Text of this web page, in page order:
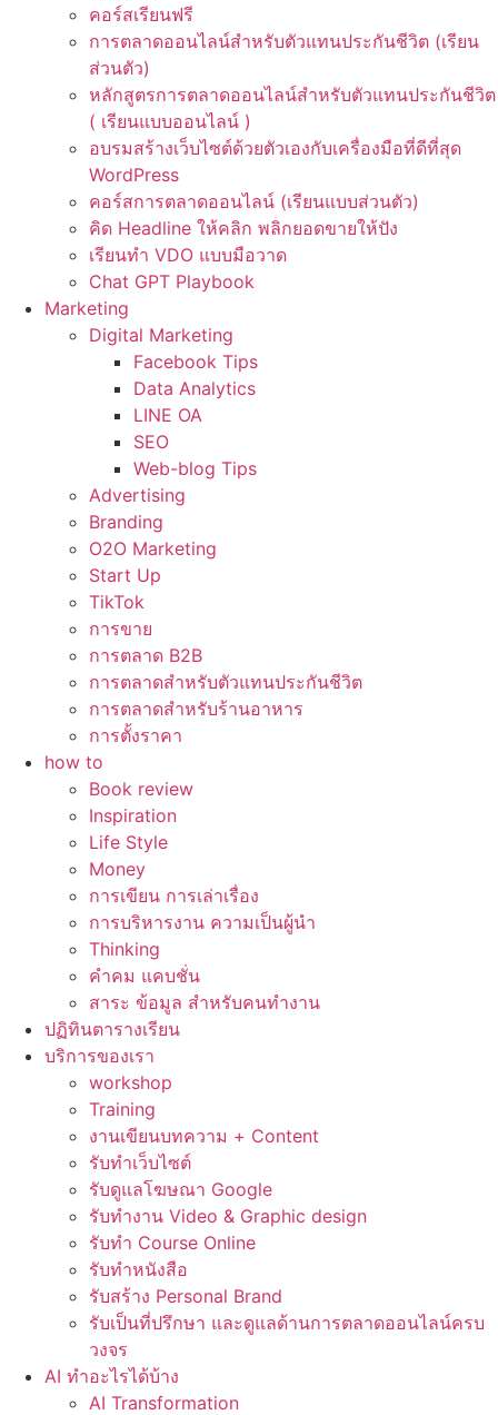
คอร์สเรียนฟรี
การตลาดออนไลน์สำหรับตัวแทนประกันชีวิต (เรียน
ส่วนตัว)
หลักสูตรการตลาดออนไลน์สำหรับตัวแทนประกันชีวิต
( เรียนแบบออนไลน์ )
อบรมสร้างเว็บไซต์ด้วยตัวเองกับเครื่องมือที่ดีที่สุด
WordPress
คอร์สการตลาดออนไลน์ (เรียนแบบส่วนตัว)
คิด Headline ให้คลิก พลิกยอดขายให้ปัง
เรียนทำ VDO แบบมือวาด
Chat GPT Playbook
Marketing
Digital Marketing
Facebook Tips
Data Analytics
LINE OA
SEO
Web-blog Tips
Advertising
Branding
O2O Marketing
Start Up
TikTok
การขาย
การตลาด B2B
การตลาดสำหรับตัวแทนประกันชีวิต
การตลาดสำหรับร้านอาหาร
การตั้งราคา
how to
Book review
Inspiration
Life Style
Money
การเขียน การเล่าเรื่อง
การบริหารงาน ความเป็นผู้นำ
Thinking
คำคม แคบชั่น
สาระ ข้อมูล สำหรับคนทำงาน
ปฏิทินตารางเรียน
บริการของเรา
workshop
Training
งานเขียนบทความ + Content
รับทำเว็บไซต์
รับดูแลโฆษณา Google
รับทำงาน Video & Graphic design
รับทำ Course Online
รับทำหนังสือ
รับสร้าง Personal Brand
รับเป็นที่ปรึกษา และดูแลด้านการตลาดออนไลน์ครบ
วงจร
AI ทำอะไรได้บ้าง
AI Transformation